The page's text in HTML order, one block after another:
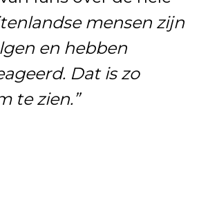
mensen zijn
en hebben
Dat is zo
te zien.”